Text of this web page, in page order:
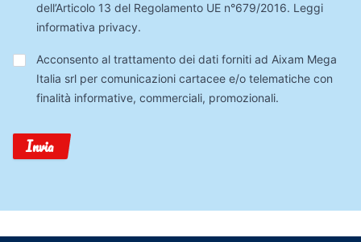
dell’Articolo 13 del Regolamento UE n°679/2016. Leggi
informativa privacy.
Trattamento
Dati
Acconsento al trattamento dei dati forniti ad Aixam Mega
Italia srl per comunicazioni cartacee e/o telematiche con
finalità informative, commerciali, promozionali.
Invia